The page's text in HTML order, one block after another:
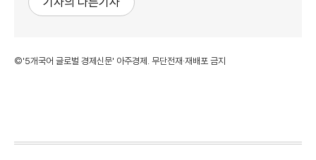
©'5개국어 글로벌 경제신문' 아주경제. 무단전재·재배포 금지